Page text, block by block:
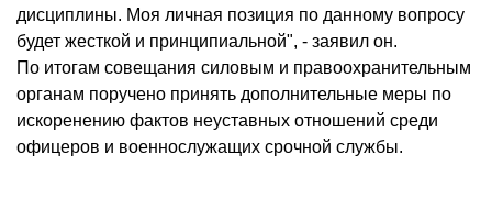
дисциплины. Моя личная позиция по данному вопросу
будет жесткой и принципиальной", - заявил он.
По итогам совещания силовым и правоохранительным
органам поручено принять дополнительные меры по
искоренению фактов неуставных отношений среди
офицеров и военнослужащих срочной службы.